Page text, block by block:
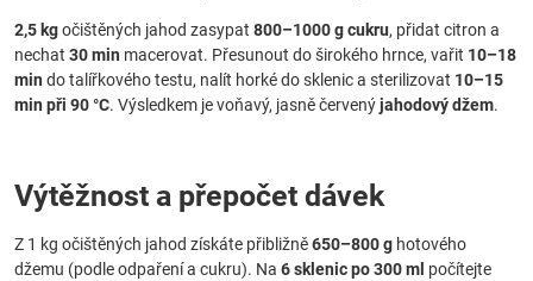
2,5 kgočištěných jahod zasypat 800–1000 g cukru, přidat citron a
nechat 30 min macerovat. Přesunout do širokého hrnce, vařit 10–18
min do talířkového testu, nalít horké do sklenic a sterilizovat 10–15
min při 90 °C. Výsledkem je voňavý, jasně červenýjahodový džem.
Výtěžnost a přepočet dávek
Z 1 kg očištěných jahod získáte přibližně650–800 g hotového
džemu (podle odpaření a cukru). Na 6 sklenic po 300 ml počítejte